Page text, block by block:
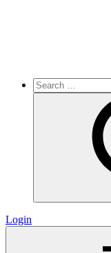
Search
for:
Login